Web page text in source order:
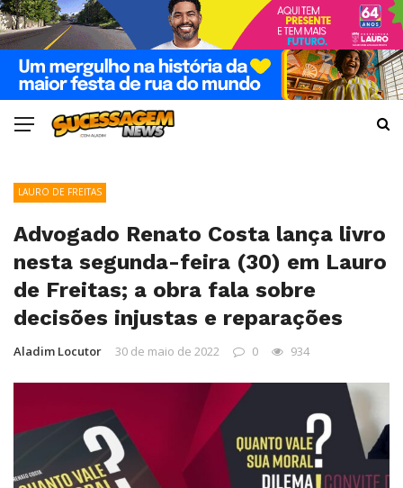
LAURO DE FREITAS
Advogado Renato Costa lança livro
nesta segunda-feira (30) em Lauro
de Freitas; a obra fala sobre
decisões injustas e reparações
Aladim Locutor 30 de maio de 2022 0 934